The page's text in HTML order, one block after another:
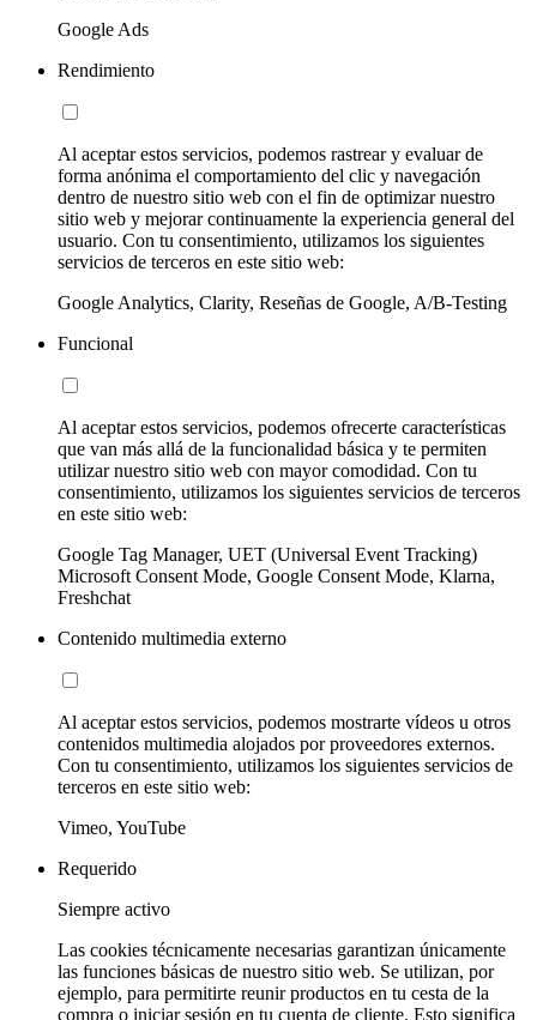
Google Ads
Rendimiento
Al aceptar estos servicios, podemos rastrear y evaluar de
forma anónima el comportamiento del clic y navegación
dentro de nuestro sitio web con el fin de optimizar nuestro
sitio web y mejorar continuamente la experiencia general del
usuario. Con tu consentimiento, utilizamos los siguientes
servicios de terceros en este sitio web:
Google Analytics, Clarity, Reseñas de Google, A/B-Testing
Funcional
Al aceptar estos servicios, podemos ofrecerte características
que van más allá de la funcionalidad básica y te permiten
utilizar nuestro sitio web con mayor comodidad. Con tu
consentimiento, utilizamos los siguientes servicios de terceros
en este sitio web:
Google Tag Manager, UET (Universal Event Tracking)
Microsoft Consent Mode, Google Consent Mode, Klarna,
Freshchat
Contenido multimedia externo
Al aceptar estos servicios, podemos mostrarte vídeos u otros
contenidos multimedia alojados por proveedores externos.
Con tu consentimiento, utilizamos los siguientes servicios de
terceros en este sitio web:
Vimeo, YouTube
Requerido
Siempre activo
Las cookies técnicamente necesarias garantizan únicamente
las funciones básicas de nuestro sitio web. Se utilizan, por
ejemplo, para permitirte reunir productos en tu cesta de la
compra o iniciar sesión en tu cuenta de cliente. Esto significa